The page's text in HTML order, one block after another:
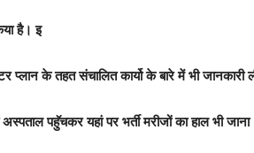
है। इ
प्लान के तहत संचालित कार्यो के बारे में भी जानकारी
पहुॅचकर यहां पर भर्ती मरीजों का हाल भी